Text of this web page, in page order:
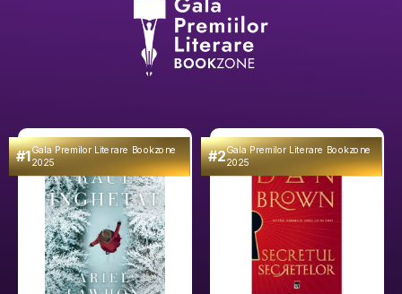
#1Gala Premilor Literare Bookzone
2025 #2Gala Premilor Literare Bookzone
2025